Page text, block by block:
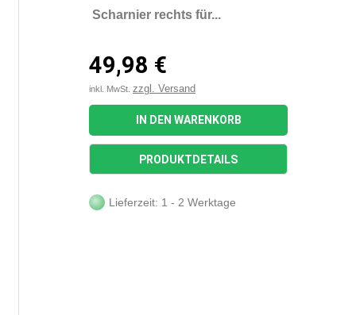
Scharnier rechts für...
49,98 €
inkl. MwSt. zzgl. Versand
IN DEN WARENKORB
PRODUKTDETAILS
Lieferzeit: 1 - 2 Werktage